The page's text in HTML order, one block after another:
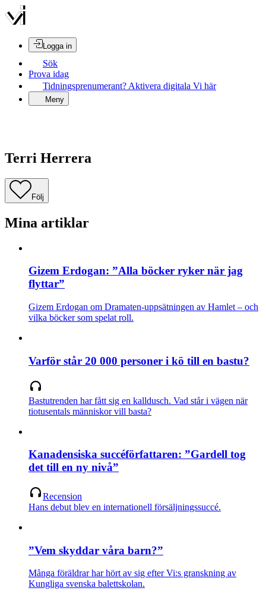
Logga in
Sök
Prova idag
Tidningsprenumerant? Aktivera digitala Vi här
Meny
Terri Herrera
Följ
Mina artiklar
Gizem Erdogan: ”Alla böcker ryker när jag
flyttar”
Gizem Erdogan om Dramaten-uppsätningen av Hamlet – och
vilka böcker som spelat roll.
Varför står 20 000 personer i kö till en bastu?
Bastutrenden har fått sig en kalldusch. Vad står i vägen när
tiotusentals människor vill basta?
Kanadensiska succéförfattaren: ”Gardell tog
det till en ny nivå”
Recension
Hans debut blev en internationell försäljningssuccé.
”Vem skyddar våra barn?”
Många föräldrar har hört av sig efter Vi:s granskning av
Kungliga svenska balettskolan.